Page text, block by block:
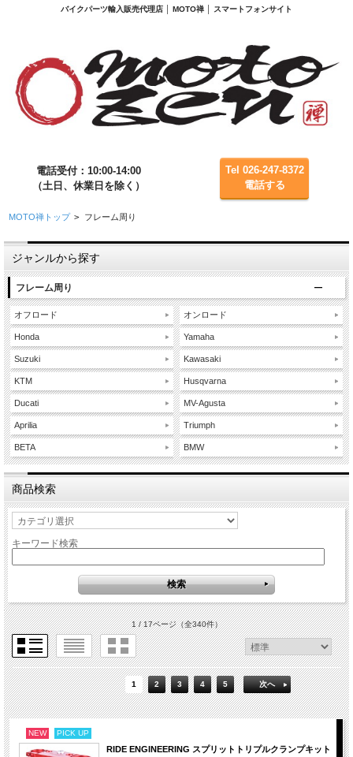
バイクパーツ輸入販売代理店 │ MOTO禅 │ スマートフォンサイト
電話受付：10:00-14:00
（土日、休業日を除く）
Tel 026-247-8372
電話する
MOTO禅トップ > フレーム周り
ジャンルから探す
フレーム周り
オフロード
Honda
Suzuki
KTM
Ducati
Aprilia
BETA
オンロード
Yamaha
Kawasaki
Husqvarna
MV-Agusta
Triumph
BMW
商品検索
キーワード検索
1 / 17ページ（全340件）
1 2 3 4 5 次へ
NEW PICK UP
RIDE ENGINEERING スプリットトリプルクランプキット